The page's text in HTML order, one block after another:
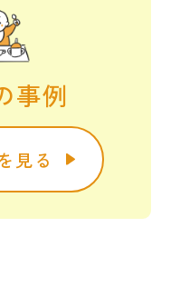
事例
見る